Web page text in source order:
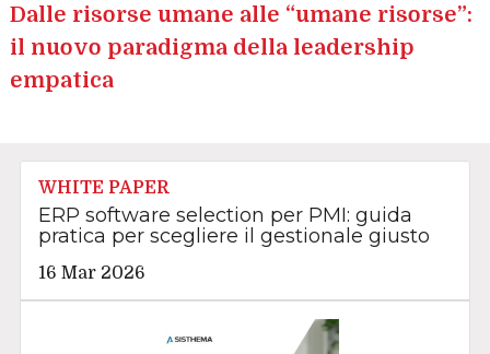
Dalle risorse umane alle “umane risorse”:
il nuovo paradigma della leadership
empatica
WHITE PAPER
ERP software selection per PMI: guida
pratica per scegliere il gestionale giusto
16 Mar 2026